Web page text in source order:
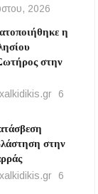
2026
η
στην
6
στην
6